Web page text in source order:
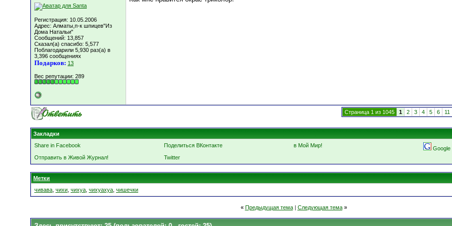
Регистрация: 10.05.2006
Адрес: Алматы,п-к шпицев"Из
Дома Натальи"
Сообщений: 13,857
Сказал(а) спасибо: 5,577
Поблагодарили 5,930 раз(а) в
3,396 сообщениях
Подарков: 13
Вес репутации: 289
Страница 1 из 1045 1 2 3 4 5 6 11
Закладки
Share in Facebook
Поделиться ВКонтакте в Мой Мир!
Google
Отправить в Живой Журнал!
Twitter
Метки
чивава чихи чихуа чихуахуа чишечки
« Предыдущая тема| Следующая тема »